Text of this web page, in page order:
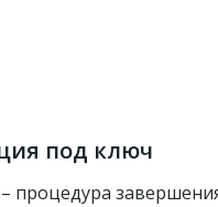
под ключ
процедура